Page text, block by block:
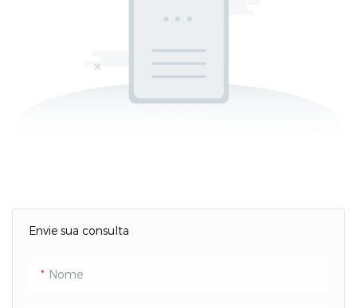
Envie sua consulta
Nome